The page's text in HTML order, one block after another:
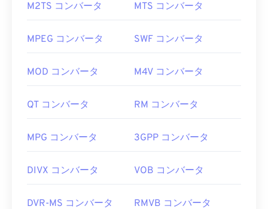
M2TS コンバータ MTS コンバータ
MPEG コンバータ SWF コンバータ
MOD コンバータ M4V コンバータ
QT コンバータ RM コンバータ
MPG コンバータ 3GPP コンバータ
DIVX コンバータ VOB コンバータ
DVR-MS コンバータ RMVB コンバータ